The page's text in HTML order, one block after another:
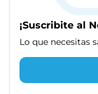
¡Suscribite al
Lo que necesitas